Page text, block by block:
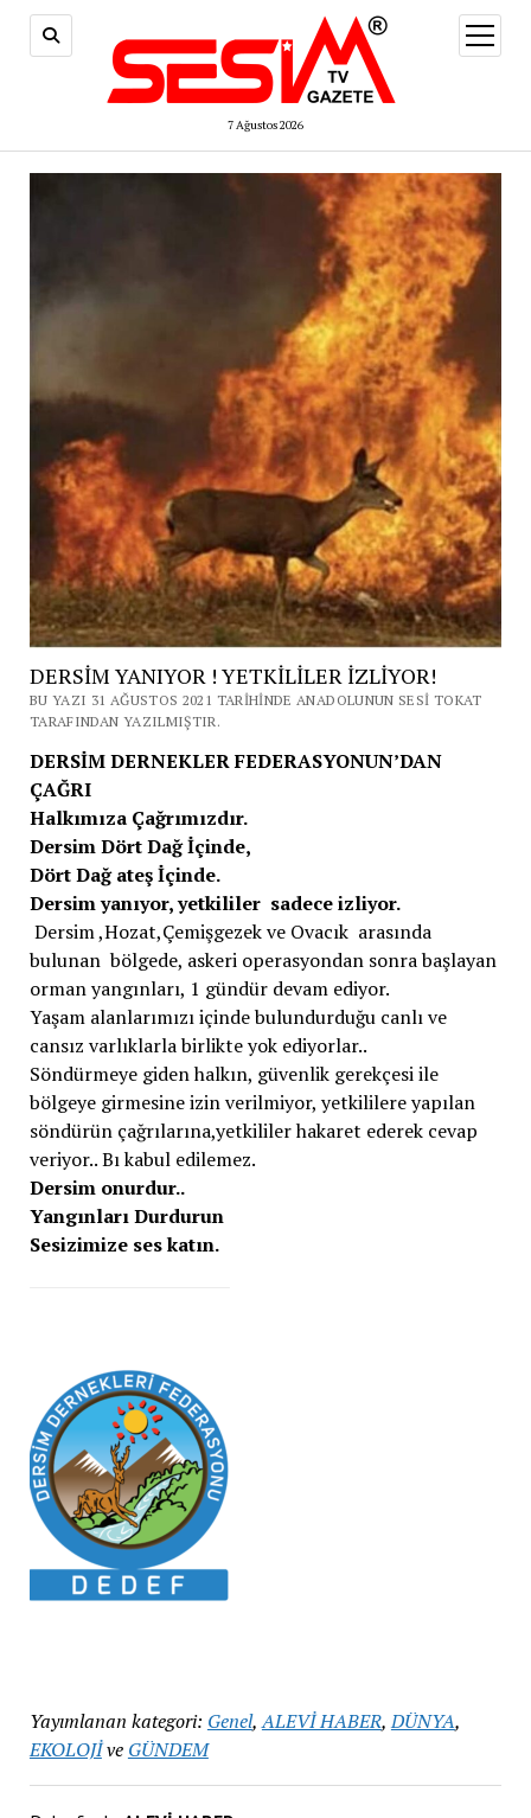
7 Ağustos 2026
aç
DERSİM YANIYOR ! YETKİLİLER İZLİYOR!
BU YAZI 31 AĞUSTOS 2021 TARIHINDE ANADOLUNUN SESI TOKAT
TARAFINDAN YAZILMIŞTIR.
DERSİM DERNEKLER FEDERASYONUN’DAN
ÇAĞRI
Halkımıza Çağrımızdır.
Dersim Dört Dağ İçinde,
Dört Dağ ateş İçinde.
Dersim yanıyor, yetkililer sadece izliyor.
Dersim ,Hozat,Çemişgezek ve Ovacık arasında
bulunan bölgede, askeri operasyondan sonra başlayan
orman yangınları, 1 gündür devam ediyor.
Yaşam alanlarımızı içinde bulundurduğu canlı ve
cansız varlıklarla birlikte yok ediyorlar..
Söndürmeye giden halkın, güvenlik gerekçesi ile
bölgeye girmesine izin verilmiyor, yetkililere yapılan
söndürün çağrılarına,yetkililer hakaret ederek cevap
veriyor.. Bı kabul edilemez.
Dersim onurdur..
Yangınları Durdurun
Sesizimize ses katın.
Yayımlanan kategori: Genel,ALEVİ HABER,DÜNYA,
EKOLOJİve GÜNDEM